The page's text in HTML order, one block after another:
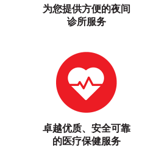
为您提供方便的夜间
诊所服务
卓越优质、安全可靠
的医疗保健服务